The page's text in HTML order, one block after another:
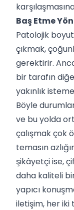
Baş Etme
Patolojik
çıkmak,
gerektirir.
bir tarafın
yakınlık
Böyle
ve bu yolda
çalışmak çok
temasın
şikâyetçi ise,
daha kaliteli
yapıcı
iletişim, her iki